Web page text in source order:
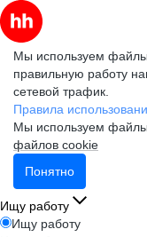
Мы используем файлы
правильную работу
сетевой трафик.
Правила
Мы используем
файлов cookie
Понятно
Ищу работу
Ищу работу